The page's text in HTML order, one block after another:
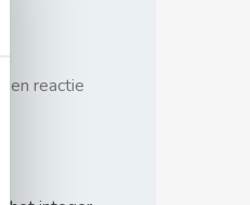
reactie